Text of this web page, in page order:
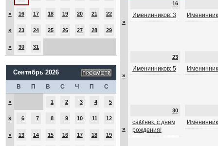
» 16 17 18 19 20 21 22
» 23 24 25 26 27 28 29
» 30 31
Сентябрь 2026
В П В С Ч П С
» 1 2 3 4 5
» 6 7 8 9 10 11 12
» 13 14 15 16 17 18 19
»
16
Именинников: 3
»
23
Именинников: 5
»
30
са@нёк, с днем
рождения!